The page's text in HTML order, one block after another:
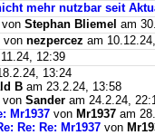
mehr nutzbar seit
von Stephan Bliemel am
von nezpercez am
12:39
13:24
B am 23.2.24, 13:58
von Sander am 24.2.24,
Mr1937 von Mr1937 am
Re: Re: Mr1937 von